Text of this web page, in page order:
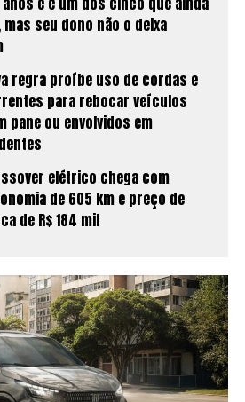
seu dono não o deixa
regra proíbe uso de cordas e
para rebocar veículos
pane ou envolvidos em
elétrico chega com
de 605 km e preço de
de R$ 184 mil